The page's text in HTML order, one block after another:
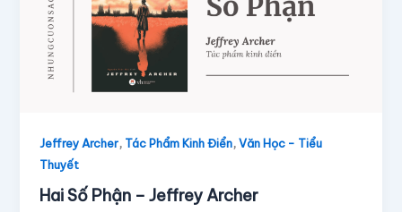
Jeffrey Archer, Tác Phẩm Kinh Điển,Văn Học - Tiểu
Thuyết
Hai Số Phận – Jeffrey Archer